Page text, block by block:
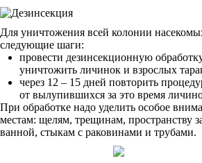
Для уничтожения всей колонии
следующие шаги:
провести дезинсекционную
уничтожить личинок и взрослых
через 12 – 15 дней повторить
от вылупившихся за это время
При обработке надо уделить особое
местам: щелям, трещинам, пространству
ванной, стыкам с раковинами и трубами.